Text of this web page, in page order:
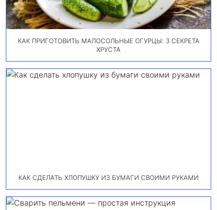
КАК ПРИГОТОВИТЬ МАЛОСОЛЬНЫЕ ОГУРЦЫ: 3 СЕКРЕТА
ХРУСТА
КАК СДЕЛАТЬ ХЛОПУШКУ ИЗ БУМАГИ СВОИМИ РУКАМИ